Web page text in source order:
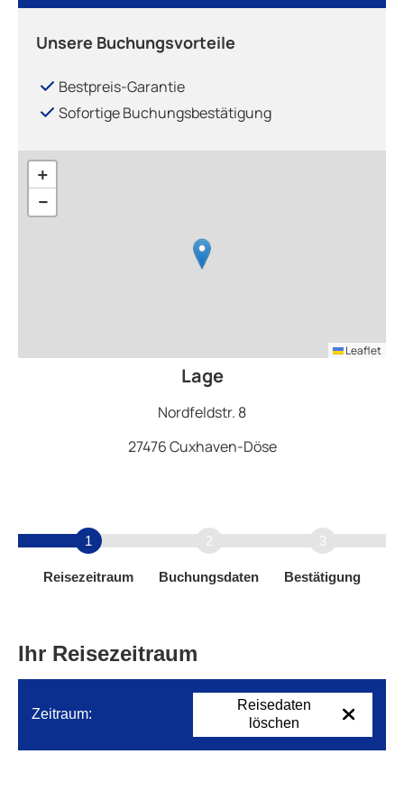
Unsere Buchungsvorteile
Bestpreis-Garantie
Sofortige Buchungsbestätigung
+
−
Leaflet
Lage
Nordfeldstr. 8
27476 Cuxhaven-Döse